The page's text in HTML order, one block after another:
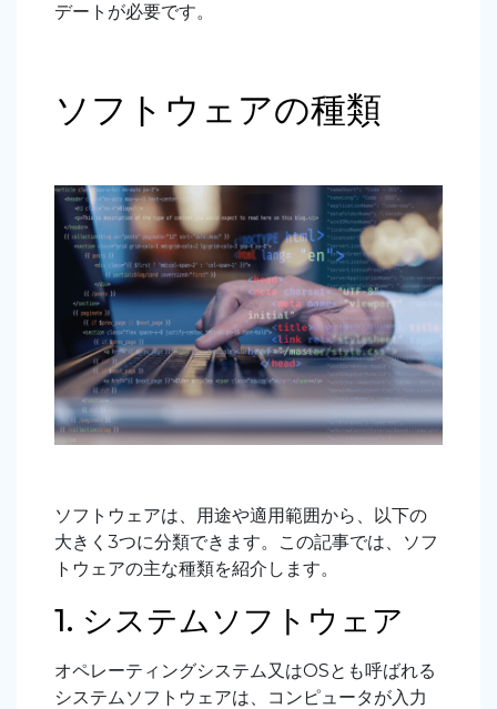
デートが必要です。
ソフトウェアの種類
ソフトウェアは、用途や適用範囲から、以下の
大きく 3つに分類できます。この記事では、ソフ
トウェアの主な種類を紹介します。
1. システムソフトウェア
オペレーティングシステム又はOSとも呼ばれる
システムソフトウェアは、コンピュータが入力